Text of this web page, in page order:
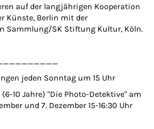
auf der langjährigen Kooperation
Künste, Berlin mit der
Sammlung/SK Stiftung Kultur, Köln.
jeden Sonntag um 15 Uhr
10 Jahre) "Die Photo-Detektive" am
und 7. Dezember 15-16:30 Uhr